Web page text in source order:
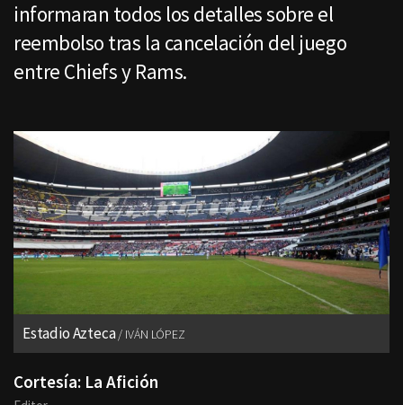
informaran todos los detalles sobre el
reembolso tras la cancelación del juego
entre Chiefs y Rams.
Estadio Azteca IVÁN LÓPEZ
Cortesía: La Afición